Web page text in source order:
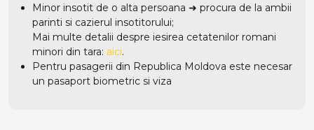
Minor insotit de o alta persoana ➜ procura de la ambii
parinti si cazierul insotitorului;
Mai multe detalii despre iesirea cetatenilor romani
minori din tara: aici.
Pentru pasagerii din Republica Moldova este necesar
un pasaport biometric si viza